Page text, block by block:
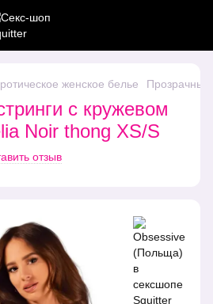
женское белье Прозрачные
с кружевом
Noir thong XS/S
отзыв